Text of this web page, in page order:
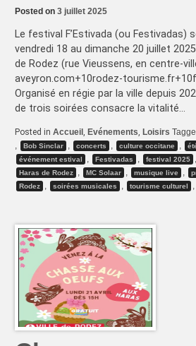
Posted on 3 juillet 2025
Le festival F’Estivada (ou Festivadas)
vendredi 18 au dimanche 20 juillet
de Rodez (rue Vieussens, en centre-
aveyron.com+10rodez-
Organisé en régie par la ville depuis
de trois soirées consacre la vitalité…
Posted in Accueil , Evénements, Loisirs
, Bob Sinclar , concerts , culture occitane ,
événement estival , Festivadas , festival 2025 ,
Haras de Rodez , MC Solaar , musique live ,
Rodez , soirées musicales , tourisme culturel ,